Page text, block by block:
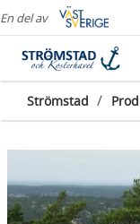
En del av
Strömstad /